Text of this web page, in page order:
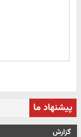
پیشنهاد ما
گزارش